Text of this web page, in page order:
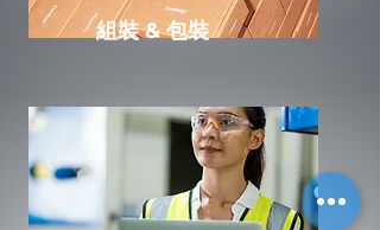
組裝 & 包裝